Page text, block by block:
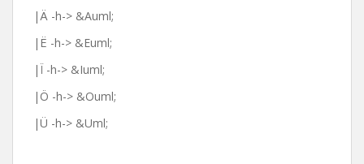
|Ä -h-> &Auml;
|Ë -h-> &Euml;
|Ï -h-> &Iuml;
|Ö -h-> &Ouml;
|Ü -h-> &Uml;